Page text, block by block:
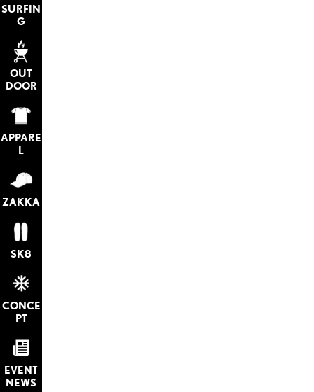
SURFIN
G
OUT
DOOR
APPARE
L
ZAKKA
SK8
CONCE
PT
EVENT
NEWS